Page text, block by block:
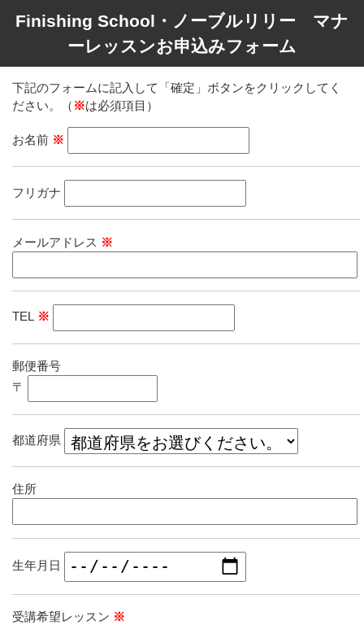
Finishing School・ノーブルリリー マナ
ーレッスンお申込みフォーム
下記のフォームに記入して「確定」ボタンをクリックしてく
ださい。（ ※は必須項目）
お名前 ※
フリガナ
メールアドレス ※
TEL ※
郵便番号
〒
都道府県
住所
生年月日
受講希望レッスン ※